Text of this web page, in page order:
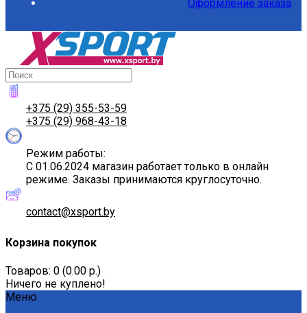
Оформление заказа
+375 (29) 355-53-59
+375 (29) 968-43-18
Режим работы:
С 01.06.2024 магазин работает только в онлайн
режиме. Заказы принимаются круглосуточно.
contact@xsport.by
Корзина покупок
Товаров: 0 (0.00 р.)
Ничего не куплено!
Меню